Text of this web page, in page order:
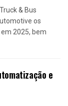
& Bus
os
2025, bem
e